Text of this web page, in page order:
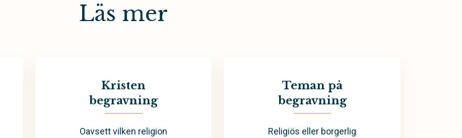
Läs mer
Kristen
begravning
Oavsett vilken religion
Teman på
begravning
Religiös eller borgerlig